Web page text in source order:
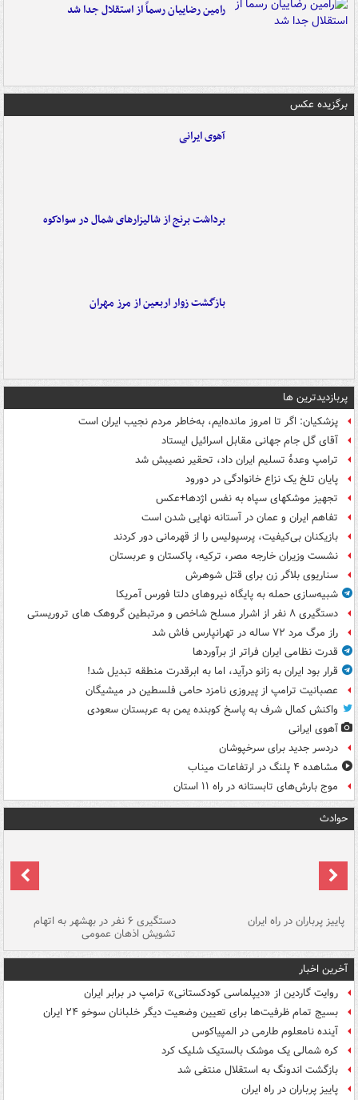
رامین رضاییان رسماً از استقلال جدا شد
برگزیده عکس
آهوی ایرانی
برداشت برنج از شالیزارهای شمال در سوادکوه
بازگشت زوار اربعین از مرز مهران
پربازدیدترین ها
پزشکیان: اگر تا امروز مانده‌ایم، به‌خاطر مردم نجیب ایران است
آقای گل جام جهانی مقابل اسرائیل ایستاد
ترامپ وعدۀ تسلیم ایران داد، تحقیر نصیبش شد
پایان تلخ یک نزاع خانوادگی در دورود
تجهیز موشکهای سپاه به نفس اژدها+عکس
تفاهم ایران و عمان در آستانه نهایی شدن است
بازیکنان بی‌کیفیت، پرسپولیس را از قهرمانی دور کردند
نشست وزیران خارجه مصر، ترکیه، پاکستان و عربستان
سناریوی بلاگر زن برای قتل شوهرش
شبیه‌سازی حمله به پایگاه نیروهای دلتا فورس آمریکا
دستگیری ۸ نفر از اشرار مسلح شاخص و مرتبطین گروهک های تروریستی
راز مرگ مرد ۷۲ ساله در تهرانپارس فاش شد
قدرت نظامی ایران فراتر از برآوردها
قرار بود ایران به زانو درآید، اما به ابرقدرت منطقه تبدیل شد!
عصبانیت ترامپ از پیروزی نامزد حامی فلسطین در میشیگان
واکنش کمال شرف به پاسخ کوبنده یمن به عربستان سعودی
آهوی ایرانی
دردسر جدید برای سرخپوشان
مشاهده ۴ پلنگ در ارتفاعات میناب
موج بارش‌های تابستانه در راه ۱۱ استان
حوادث
پاییز پرباران در راه ایران دستگیری ۶ نفر در بهشهر به اتهام
تشویش اذهان عمومی
آخرین اخبار
روایت گاردین از «دیپلماسی کودکستانی» ترامپ در برابر ایران
بسیج تمام ظرفیت‌ها برای تعیین وضعیت دیگر خلبانان سوخو ۲۴ ایران
آینده نامعلوم طارمی در المپیاکوس
کره شمالی یک موشک بالستیک شلیک کرد
بازگشت اندونگ به استقلال منتفی شد
پاییز پرباران در راه ایران